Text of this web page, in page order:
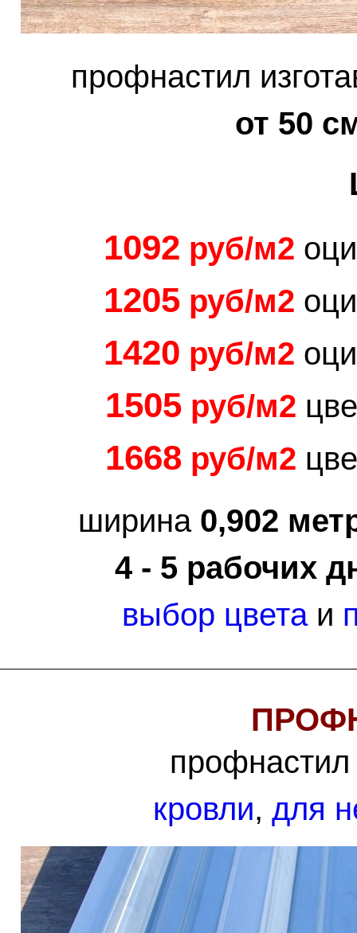
профнастил
от 50
1092 руб/м2
1205 руб/м2
1420 руб/м2
1505 руб/м2
1668 руб/м2
ширина 0,902
4 - 5 рабочих
выбор цветаи
кровли, для